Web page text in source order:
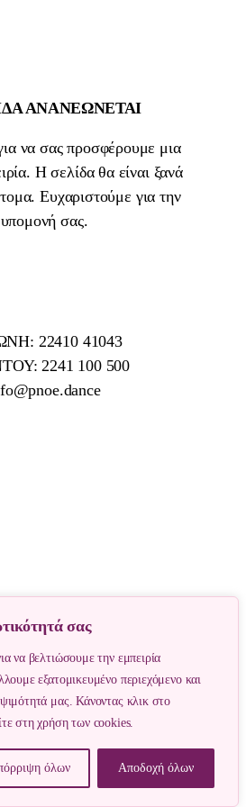
σας
να βελτιώσουμε την εμπειρία
εξατομικευμένο περιεχόμενο και
μας. Κάνοντας κλικ στο
στη χρήση των cookies.
όλων Αποδοχή όλων
ΑΝΑΝΕΏΝΕΤΑΙ
να σας προσφέρουμε μια
Η σελίδα θα είναι ξανά
Ευχαριστούμε για την
υπομονή σας.
22410 41043
2241 100 500